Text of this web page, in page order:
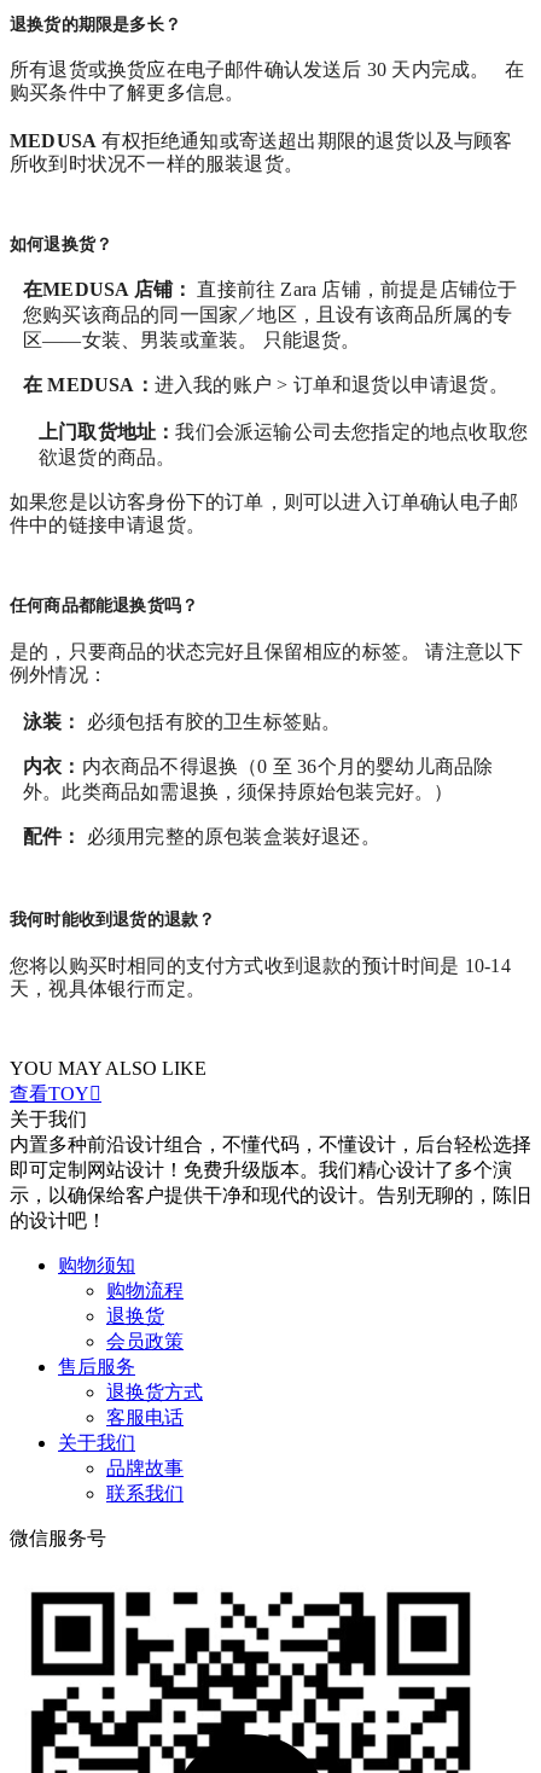
退换货的期限是多长？
所有退货或换货应在电子邮件确认发送后 30 天内完成。 在
购买条件中了解更多信息。
MEDUSA有权拒绝通知或寄送超出期限的退货以及与顾客
所收到时状况不一样的服装退货。
如何退换货？
在MEDUSA 店铺：直接前往 Zara 店铺，前提是店铺位于
您购买该商品的同一国家／地区，且设有该商品所属的专
区——女装、男装或童装。 只能退货。
在MEDUSA ： 进入我的账户 > 订单和退货 以申请退货。
上门取货地址：我们会派运输公司去您指定的地点收取您
欲退货的商品。
如果您是以访客身份下的订单，则可以进入订单确认电子邮
件中的链接申请退货。
任何商品都能退换货吗？
是的，只要商品的状态完好且保留相应的标签。 请注意以下
例外情况：
泳装： 必须包括有胶的卫生标签贴。
内衣： 内衣商品不得退换（0 至 36个月的婴幼儿商品除
外。此类商品如需退换，须保持原始包装完好。）
配件： 必须用完整的原包装盒装好退还。
我何时能收到退货的退款？
您将以购买时相同的支付方式收到退款的预计时间是 10-14
天，视具体银行而定。
YOU MAY ALSO LIKE
查看TOY
关于我们
内置多种前沿设计组合，不懂代码，不懂设计，后台轻松选择
即可定制网站设计！免费升级版本。我们精心设计了多个演
示，以确保给客户提供干净和现代的设计。告别无聊的，陈旧
的设计吧！
购物须知
购物流程
退换货
会员政策
售后服务
退换货方式
客服电话
关于我们
品牌故事
联系我们
微信服务号